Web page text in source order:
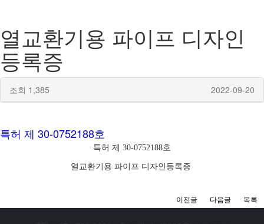
열교환기용 파이프 디자인
등록증
조회 1,385 2022-09-20
특허 제 30-0752188호
특허 제 30-0752188호
열교환기용 파이프 디자인등록증
이전글 다음글 목록